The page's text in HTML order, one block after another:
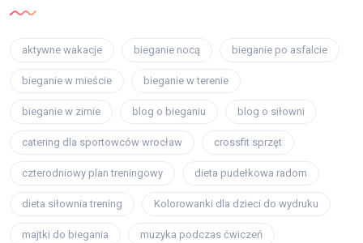
aktywne wakacje bieganie nocą bieganie po asfalcie
bieganie w mieście bieganie w terenie
bieganie w zimie blog o bieganiu blog o siłowni
catering dla sportowców wrocław crossfit sprzęt
czterodniowy plan treningowy dieta pudełkowa radom
dieta siłownia trening Kolorowanki dla dzieci do wydruku
majtki do biegania muzyka podczas ćwiczeń